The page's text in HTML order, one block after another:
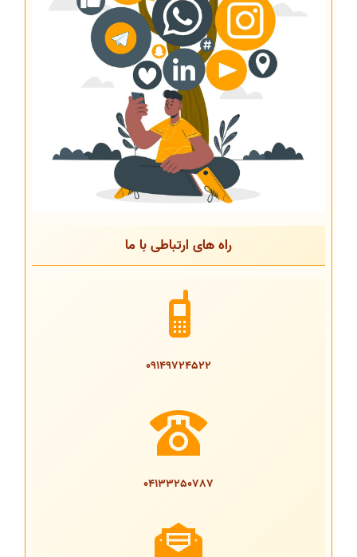
راه های ارتباطی با ما
09149724522
04133250787